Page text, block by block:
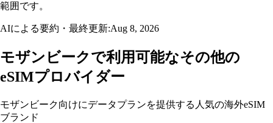
範囲です。
AIによる要約・最終更新:Aug 8, 2026
モザンビークで利用可能なその他の
eSIMプロバイダー
モザンビーク向けにデータプランを提供する人気の海外eSIM
ブランド